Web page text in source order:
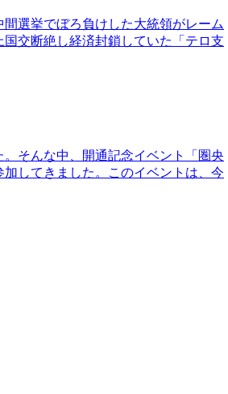
選挙でぼろ負けした大統領がレーム
交断絶し経済封鎖していた「テロ支
そんな中、開通記念イベント「圏央
してきました。このイベントは、今